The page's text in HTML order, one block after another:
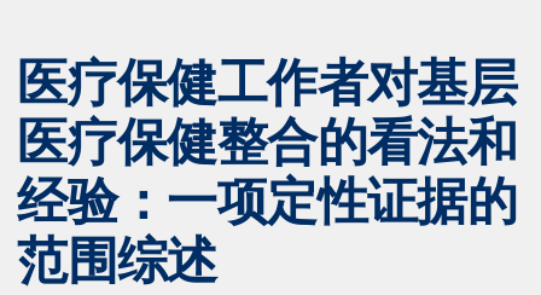
医疗保健工作者对基层
医疗保健整合的看法和
经验：一项定性证据的
范围综述